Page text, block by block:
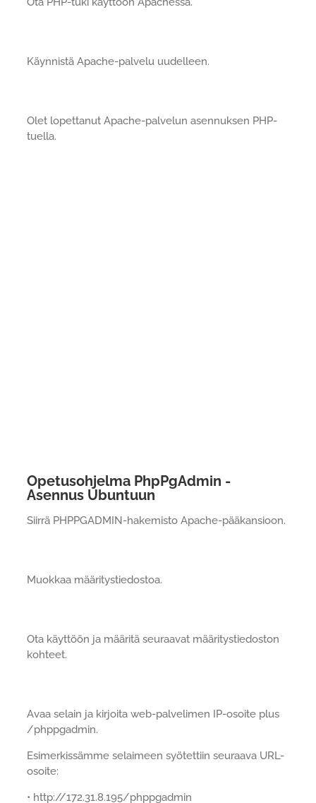
Käynnistä Apache-palvelu uudelleen.
Olet lopettanut Apache-palvelun asennuksen PHP-
tuella.
Opetusohjelma PhpPgAdmin -
Asennus Ubuntuun
Siirrä PHPPGADMIN-hakemisto Apache-pääkansioon.
Muokkaa määritystiedostoa.
Ota käyttöön ja määritä seuraavat määritystiedoston
kohteet.
Avaa selain ja kirjoita web-palvelimen IP-osoite plus
/phppgadmin.
Esimerkissämme selaimeen syötettiin seuraava URL-
osoite:
• http://172.31.8.195/phppgadmin